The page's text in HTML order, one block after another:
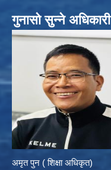
गुनासो सुन्ने अधिकारी
अमृत पुन ( शिक्षा अधिकृत)